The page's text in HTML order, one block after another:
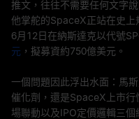
推文，往往不需要任何文字
他掌舵的SpaceX正站在史
6月12日在納斯達克以代號
元 ，擬募資約750億美元。
一個問題因此浮出水面：馬
催化劑，還是SpaceX上市行
場聯動以及IPO定價邏輯三個